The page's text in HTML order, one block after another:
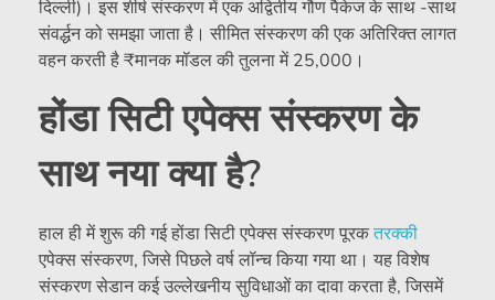
दिल्ली)। इस शीर्ष संस्करण में एक अद्वितीय गौण पैकेज के साथ -साथ
संवर्द्धन को समझा जाता है। सीमित संस्करण की एक अतिरिक्त लागत
वहन करती है₹मानक मॉडल की तुलना में 25,000।
होंडा सिटी एपेक्स संस्करण के
साथ नया क्या है?
हाल ही में शुरू की गई होंडा सिटी एपेक्स संस्करण पूरकतरक्की
एपेक्स संस्करण, जिसे पिछले वर्ष लॉन्च किया गया था। यह विशेष
संस्करण सेडान कई उल्लेखनीय सुविधाओं का दावा करता है, जिसमें